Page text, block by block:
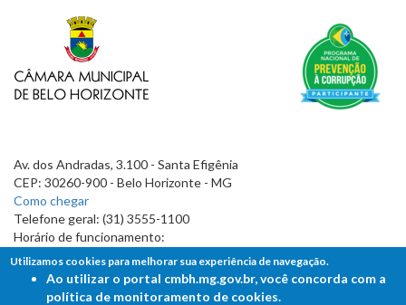
Av. dos Andradas, 3.100 - Santa Efigênia
CEP: 30260-900 - Belo Horizonte - MG
Como chegar
Telefone geral: (31) 3555-1100
Horário de funcionamento:
7h às 19h
Utilizamos cookies para melhorar sua experiência de navegação.
Ao utilizar o portal cmbh.mg.gov.br, você concorda com a
política de monitoramento de cookies.